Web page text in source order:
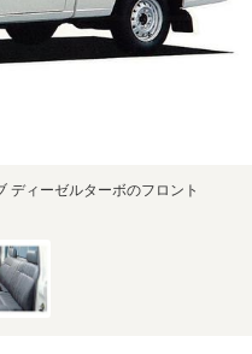
ディーゼルターボのフロント